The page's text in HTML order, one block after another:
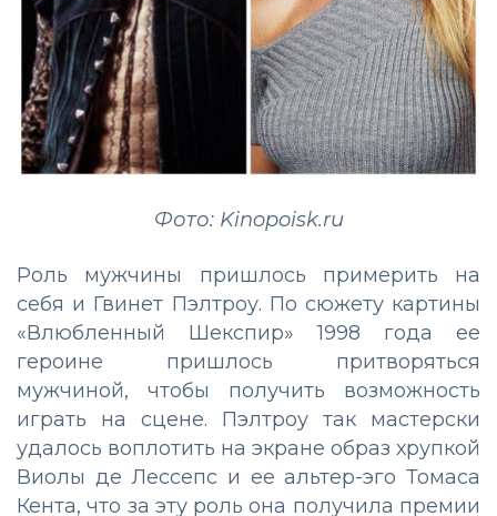
Фото: Kinopoisk.ru
Роль мужчины пришлось примерить на
себя и Гвинет Пэлтроу. По сюжету картины
«Влюбленный Шекспир» 1998 года ее
героине пришлось притворяться
мужчиной, чтобы получить возможность
играть на сцене. Пэлтроу так мастерски
удалось воплотить на экране образ хрупкой
Виолы де Лессепс и ее альтер-эго Томаса
Кента, что за эту роль она получила премии